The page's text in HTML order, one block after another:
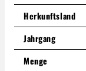
Herkunftsland
Jahrgang
Menge